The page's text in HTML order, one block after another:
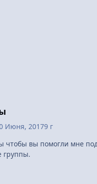
Июня, 20179 г
чтобы вы помогли мне
группы.